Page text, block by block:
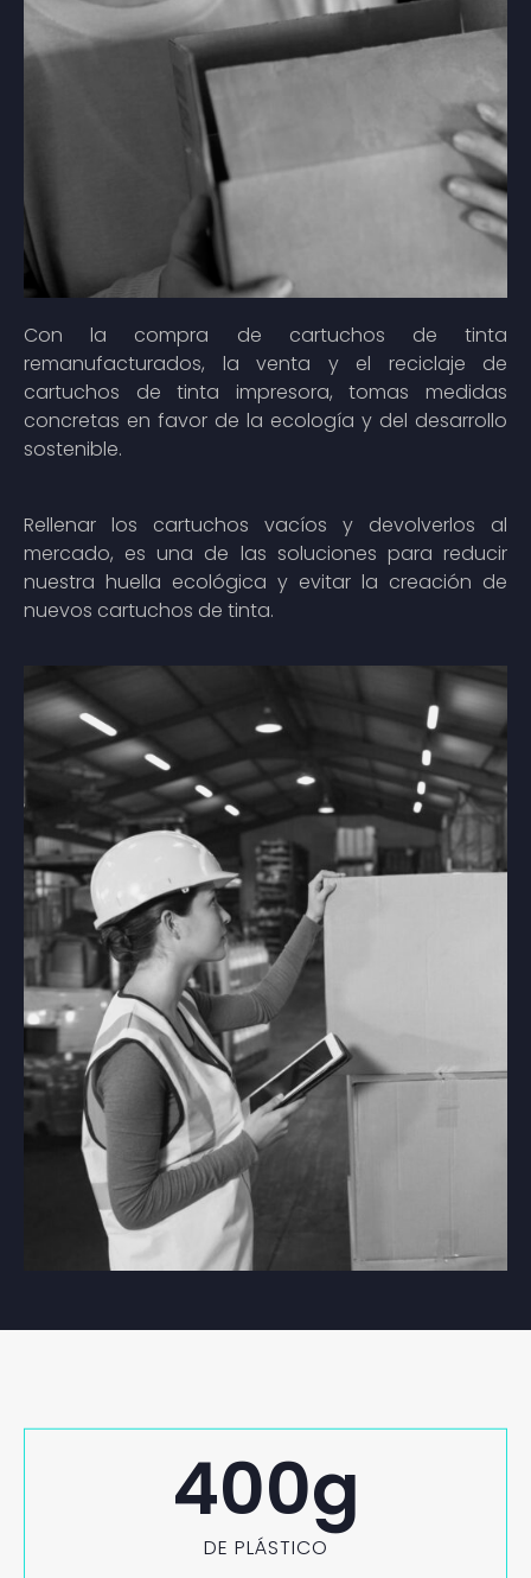
Con la compra de cartuchos de tinta
remanufacturados, la venta y el reciclaje de
cartuchos de tinta impresora, tomas medidas
concretas en favor de la ecología y del desarrollo
sostenible.
Rellenar los cartuchos vacíos y devolverlos al
mercado, es una de las soluciones para reducir
nuestra huella ecológica y evitar la creación de
nuevos cartuchos de tinta.
DE PLÁSTICO
400g